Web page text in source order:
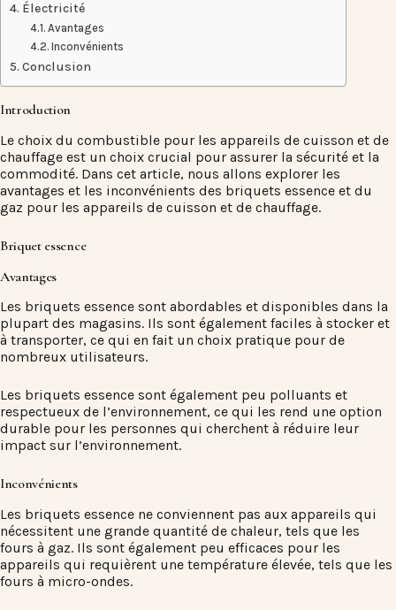
Électricité
Avantages
Inconvénients
Conclusion
Introduction
Le choix du combustible pour les appareils de cuisson et de
chauffage est un choix crucial pour assurer la sécurité et la
commodité. Dans cet article, nous allons explorer les
avantages et les inconvénients des briquets essence et du
gaz pour les appareils de cuisson et de chauffage.
Briquet essence
Avantages
Les briquets essence sont abordables et disponibles dans la
plupart des magasins. Ils sont également faciles à stocker et
à transporter, ce qui en fait un choix pratique pour de
nombreux utilisateurs.
Les briquets essence sont également peu polluants et
respectueux de l’environnement, ce qui les rend une option
durable pour les personnes qui cherchent à réduire leur
impact sur l’environnement.
Inconvénients
Les briquets essence ne conviennent pas aux appareils qui
nécessitent une grande quantité de chaleur, tels que les
fours à gaz. Ils sont également peu efficaces pour les
appareils qui requièrent une température élevée, tels que les
fours à micro-ondes.